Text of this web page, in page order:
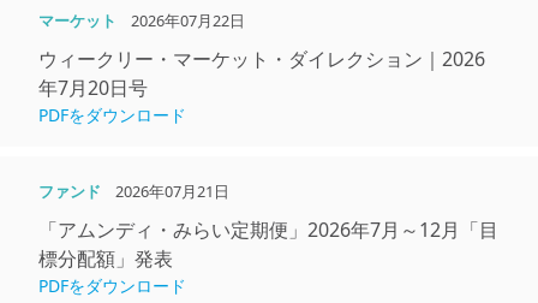
マーケット 2026年07月22日
ウィークリー・マーケット・ダイレクション｜2026
年7月20日号
PDFをダウンロード
ファンド 2026年07月21日
「アムンディ・みらい定期便」2026年7月～12月「目
標分配額」発表
PDFをダウンロード